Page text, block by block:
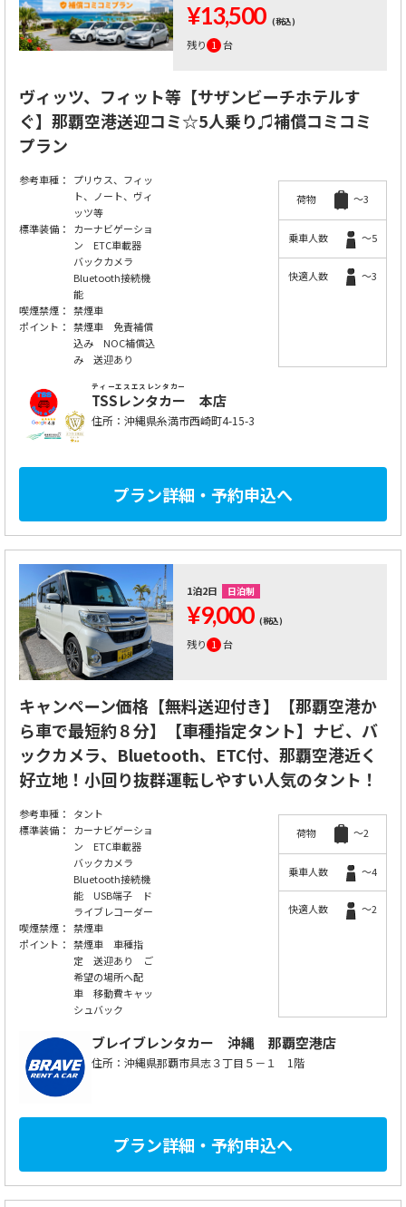
¥13,500 (税込)
残り 1 台
ヴィッツ、フィット等【サザンビーチホテルす
ぐ】那覇空港送迎コミ☆5人乗り♫補償コミコミ
プラン
参考車種：
プリウス、フィッ
ト、ノート、ヴィ
ッツ等
標準装備：
カーナビゲーショ
ン ETC車載器
バックカメラ
Bluetooth接続機
能
喫煙禁煙： 禁煙車
ポイント： 禁煙車 免責補償
込み NOC補償込
み 送迎あり
荷物 ～3
乗車人数 ～5
快適人数 ～3
TSSレンタカー
ティーエスエスレンタカー
本店
住所：沖縄県糸満市西崎町4-15-3
プラン詳細・予約申込へ
1泊2日 日泊制
¥9,000 (税込)
残り 1 台
キャンペーン価格【無料送迎付き】【那覇空港か
ら車で最短約８分】【車種指定タント】ナビ、バ
ックカメラ、Bluetooth、ETC付、那覇空港近く
好立地！小回り抜群運転しやすい人気のタント！
参考車種：
タント
標準装備：
カーナビゲーショ
ン ETC車載器
バックカメラ
Bluetooth接続機
能 USB端子 ド
ライブレコーダー
喫煙禁煙： 禁煙車
ポイント： 禁煙車 車種指
定 送迎あり ご
希望の場所へ配
車 移動費キャッ
シュバック
荷物 ～2
乗車人数 ～4
快適人数 ～2
ブレイブレンタカー 沖縄 那覇空港店
住所：沖縄県那覇市具志３丁目５－１ 1階
プラン詳細・予約申込へ